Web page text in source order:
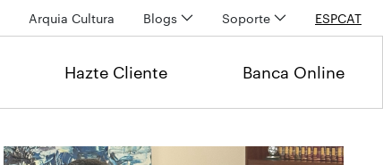
Arquia Cultura Blogs Soporte ESPCAT
Hazte Cliente Banca Online